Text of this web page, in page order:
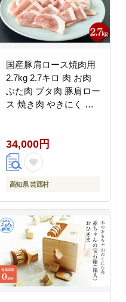
国産豚肩ロース焼肉用
2.7kg 2.7キロ 肉 お肉
ぶた肉 ブタ肉 豚肩ロー
ス 焼き肉 やきにく お
国産 真空パック お取り
寄せ 食品
34,000円
高知県 芸西村